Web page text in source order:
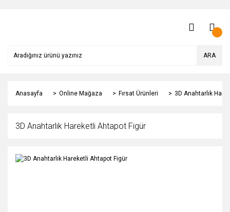
ARA
Anasayfa Online Mağaza Fırsat Ürünleri 3D Anahtarlık
3D Anahtarlık Hareketli Ahtapot Figür